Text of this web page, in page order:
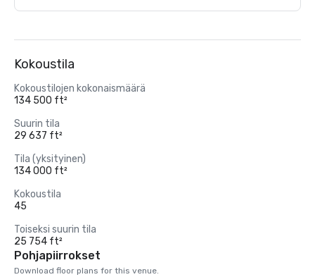
Kokoustila
Kokoustilojen kokonaismäärä
134 500 ft²
Suurin tila
29 637 ft²
Tila (yksityinen)
134 000 ft²
Kokoustila
45
Toiseksi suurin tila
25 754 ft²
Pohjapiirrokset
Download floor plans for this venue.